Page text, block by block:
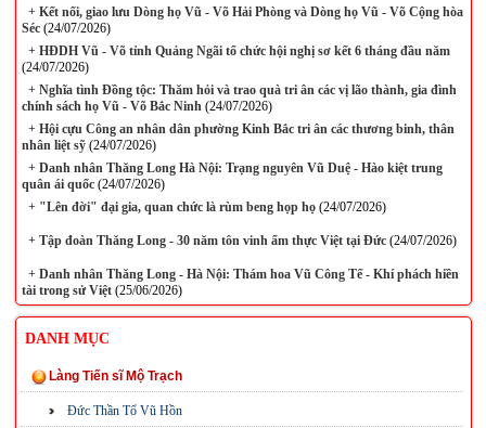
+Kết nối, giao lưu Dòng họ Vũ - Võ Hải Phòng và Dòng họ Vũ - Võ Cộng hòa
Séc(24/07/2026)
+HĐDH Vũ - Võ tỉnh Quảng Ngãi tổ chức hội nghị sơ kết 6 tháng đầu năm
(24/07/2026)
+Nghĩa tình Đồng tộc: Thăm hỏi và trao quà tri ân các vị lão thành, gia đình
chính sách họ Vũ - Võ Bắc Ninh(24/07/2026)
+Hội cựu Công an nhân dân phường Kinh Bắc tri ân các thương binh, thân
nhân liệt sỹ(24/07/2026)
+Danh nhân Thăng Long Hà Nội: Trạng nguyên Vũ Duệ - Hào kiệt trung
quân ái quốc(24/07/2026)
+"Lên đời" đại gia, quan chức là rùm beng họp họ(24/07/2026)
+Tập đoàn Thăng Long - 30 năm tôn vinh ẩm thực Việt tại Đức(24/07/2026)
+Danh nhân Thăng Long - Hà Nội: Thám hoa Vũ Công Tể - Khí phách hiền
tài trong sử Việt(25/06/2026)
DANH MỤC
Làng Tiến sĩ Mộ Trạch
Đức Thần Tổ Vũ Hồn